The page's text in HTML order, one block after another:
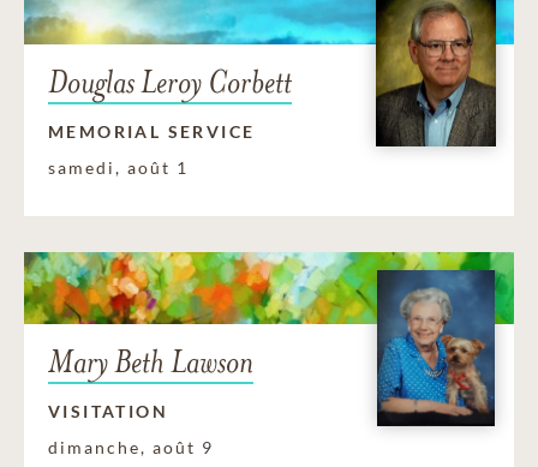
Douglas Leroy Corbett
MEMORIAL SERVICE
samedi, août 1
Mary Beth Lawson
VISITATION
dimanche, août 9